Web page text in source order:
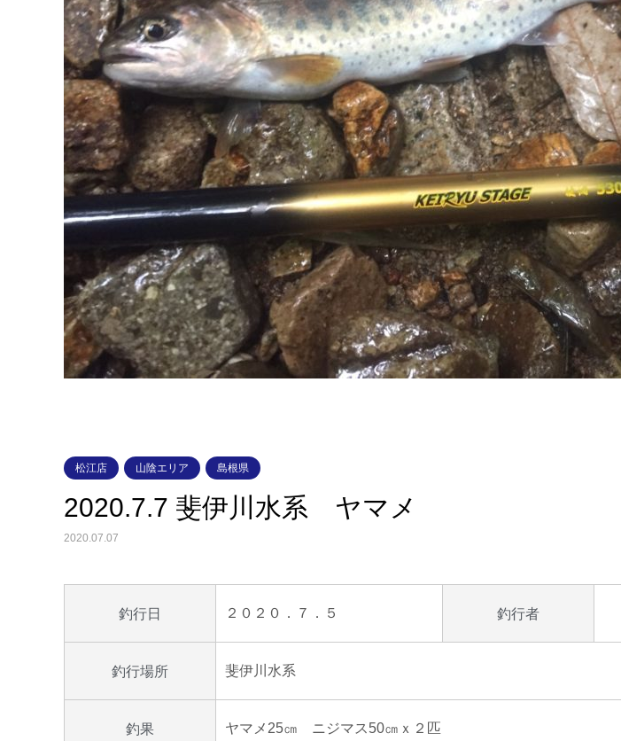
松江店 山陰エリア 島根県
2020.7.7 斐伊川水系 ヤマメ
2020.07.07
釣行日 ２０２０．７．５ 釣行者
釣行場所 斐伊川水系
釣果 ヤマメ25㎝ ニジマス50㎝ｘ２匹